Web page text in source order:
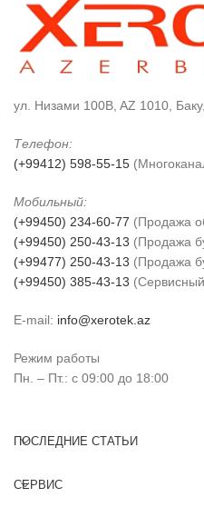
ул. Низами 100B, AZ 1010,
Телефон:
(+99412) 598-55-15
Мобильный:
(+99450) 234-60-77 (Продажа
(+99450) 250-43-13 (Продажа
(+99477) 250-43-13 (Продажа
(+99450) 385-43-13
E-mail: info@xerotek.az
Режим работы
Пн. – Пт.: с 09:00 до 18:00
ПОСЛЕДНИЕ СТАТЬИ
СЕРВИС